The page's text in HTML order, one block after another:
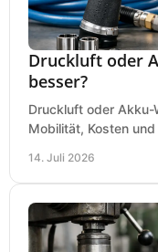
Druckluft oder
besser?
Druckluft oder Akku-
Mobilität, Kosten
14. Juli 2026